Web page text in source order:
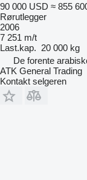
90 000 USD ≈ 855
Rørutlegger
2006
7 251 m/t
Last.kap. 20 000 kg
De forente
ATK General Trading
Kontakt selgeren